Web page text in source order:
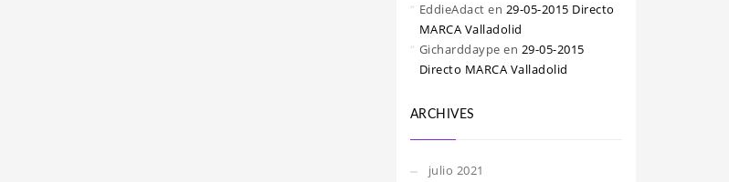
EddieAdact en 29-05-2015 Directo
MARCA Valladolid
Gicharddaype en 29-05-2015
Directo MARCA Valladolid
ARCHIVES
julio 2021